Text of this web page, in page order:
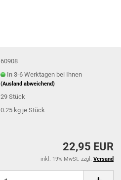
60908
In 3-6 Werktagen bei Ihnen
(Ausland abweichend)
29Stück
0.25 kg je Stück
22,95 EUR
inkl. 19% MwSt. zzgl. Versand